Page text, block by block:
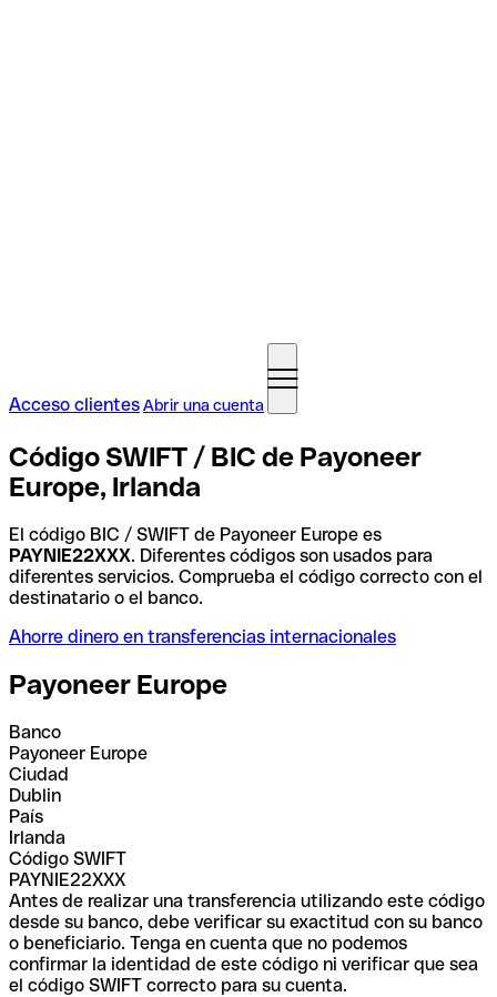
Acceso clientesAbrir una cuenta
Código SWIFT / BIC de Payoneer
Europe, Irlanda
El código BIC / SWIFT de Payoneer Europe es
PAYNIE22XXX. Diferentes códigos son usados para
diferentes servicios. Comprueba el código correcto con el
destinatario o el banco.
Ahorre dinero en transferencias internacionales
Payoneer Europe
Banco
Payoneer Europe
Ciudad
Dublin
País
Irlanda
Código SWIFT
PAYNIE22XXX
Antes de realizar una transferencia utilizando este código
desde su banco, debe verificar su exactitud con su banco
o beneficiario. Tenga en cuenta que no podemos
confirmar la identidad de este código ni verificar que sea
el código SWIFT correcto para su cuenta.